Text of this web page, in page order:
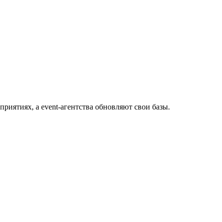
а event-агентства обновляют свои базы.